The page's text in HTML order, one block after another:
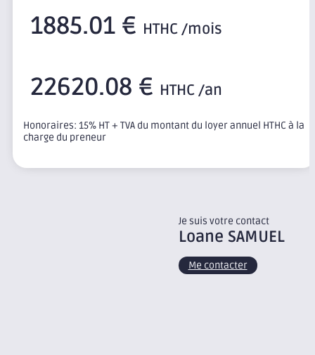
1885.01 € HTHC /mois
22620.08 € HTHC /an
Honoraires: 15% HT + TVA du montant du loyer annuel HTHC à la
charge du preneur
Je suis votre contact
Loane SAMUEL
Me contacter